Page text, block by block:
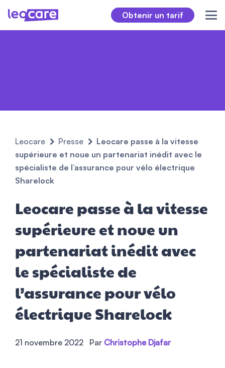
Obtenir un tarif
Leocare Presse
Leocare passe à la vitesse
supérieure et noue un partenariat inédit avec le
spécialiste de l’assurance pour vélo électrique
Sharelock
Leocare passe à la vitesse
supérieure et noue un
partenariat inédit avec
le spécialiste de
l’assurance pour vélo
électrique Sharelock
21 novembre 2022 Par Christophe Djafar